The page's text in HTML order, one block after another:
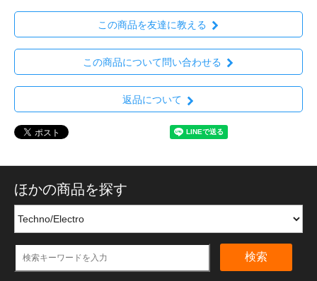
この商品を友達に教える
この商品について問い合わせる
返品について
ほかの商品を探す
検索